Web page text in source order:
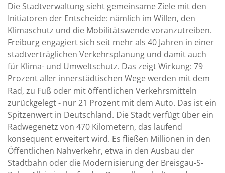
Die Stadtverwaltung sieht gemeinsame Ziele mit den
Initiatoren der Entscheide: nämlich im Willen, den
Klimaschutz und die Mobilitätswende voranzutreiben.
Freiburg engagiert sich seit mehr als 40 Jahren in einer
stadtverträglichen Verkehrsplanung und damit auch
für Klima- und Umweltschutz. Das zeigt Wirkung: 79
Prozent aller innerstädtischen Wege werden mit dem
Rad, zu Fuß oder mit öffentlichen Verkehrsmitteln
zurückgelegt - nur 21 Prozent mit dem Auto. Das ist ein
Spitzenwert in Deutschland. Die Stadt verfügt über ein
Radwegenetz von 470 Kilometern, das laufend
konsequent erweitert wird. Es fließen Millionen in den
Öffentlichen Nahverkehr, etwa in den Ausbau der
Stadtbahn oder die Modernisierung der Breisgau-S-